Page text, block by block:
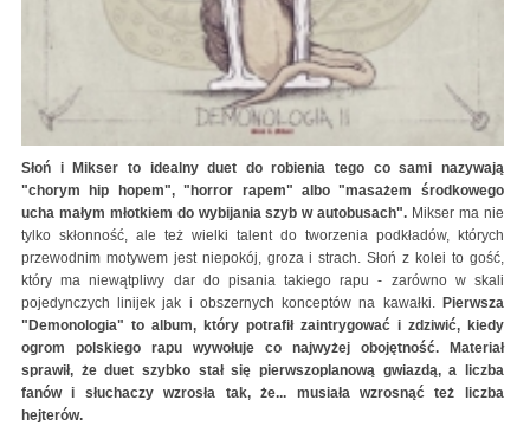
Słoń i Mikser to idealny duet do robienia tego co sami nazywają
"chorym hip hopem", "horror rapem" albo "masażem środkowego
ucha małym młotkiem do wybijania szyb w autobusach". Mikser ma nie
tylko skłonność, ale też wielki talent do tworzenia podkładów, których
przewodnim motywem jest niepokój, groza i strach. Słoń z kolei to gość,
który ma niewątpliwy dar do pisania takiego rapu - zarówno w skali
pojedynczych linijek jak i obszernych konceptów na kawałki. Pierwsza
"Demonologia" to album, który potrafił zaintrygować i zdziwić, kiedy
ogrom polskiego rapu wywołuje co najwyżej obojętność. Materiał
sprawił, że duet szybko stał się pierwszoplanową gwiazdą, a liczba
fanów i słuchaczy wzrosła tak, że... musiała wzrosnąć też liczba
hejterów.